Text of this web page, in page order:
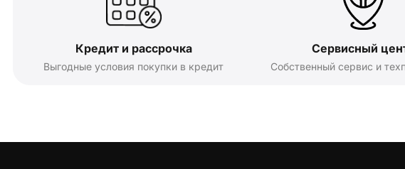
Кредит и рассрочка
Выгодные условия покупки в кредит
Сервисный
Собственный сервис и